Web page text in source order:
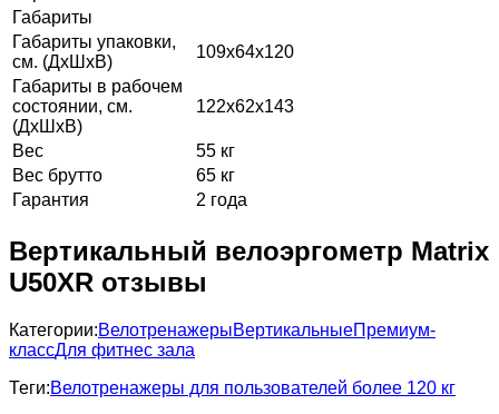
Габариты
Габариты упаковки,
см. (ДхШхВ)
109х64х120
Габариты в рабочем
состоянии, см.
(ДхШхВ)
122х62х143
Вес
55 кг
Вес брутто
65 кг
Гарантия
2 года
Вертикальный велоэргометр Matrix
U50XR отзывы
Категории:ВелотренажерыВертикальныеПремиум-
классДля фитнес зала
Теги:Велотренажеры для пользователей более 120 кг